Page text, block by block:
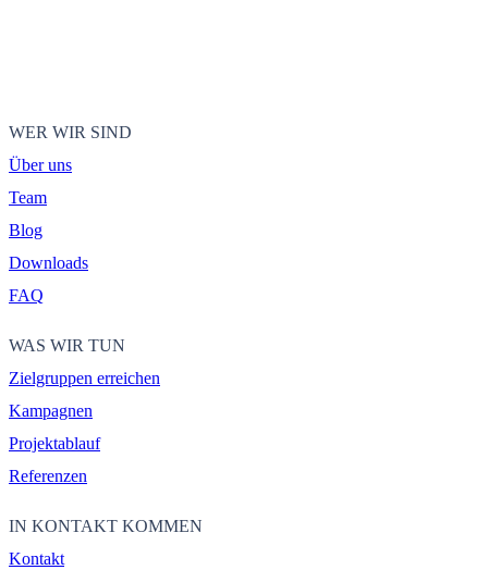
WER WIR SIND
Über uns
Team
Blog
Downloads
FAQ
WAS WIR TUN
Zielgruppen erreichen
Kampagnen
Projektablauf
Referenzen
IN KONTAKT KOMMEN
Kontakt